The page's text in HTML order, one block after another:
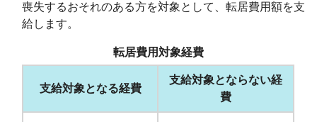
喪失するおそれのある方を対象として、転居費用額を支
給します。
転居費用対象経費
支給対象となる経費
支給対象とならない経
費